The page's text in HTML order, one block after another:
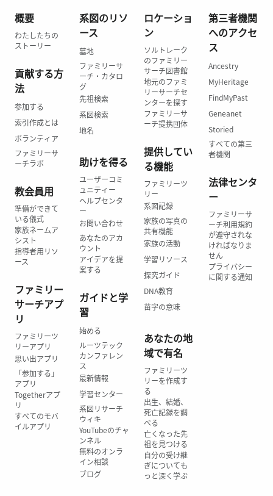
概要
わたしたちの
ストーリー
貢献する方
法
参加する
索引作成とは
ボランティア
ファミリーサ
ーチラボ
教会員用
準備ができて
いる儀式
家族ネームア
シスト
指導者用リソ
ース
ファミリー
サーチアプ
リ
ファミリーツ
リーアプリ
思い出アプリ
「参加する」
アプリ
Togetherアプ
リ
すべてのモバ
イルアプリ
系図のリソ
ース
墓地
ファミリーサ
ーチ・カタロ
グ
先祖検索
系図検索
地名
助けを得る
ユーザーコミ
ュニティー
ヘルプセンタ
ー
お問い合わせ
あなたのアカ
ウント
アイデアを提
案する
ガイドと学
習
始める
ルーツテック
カンファレン
ス
最新情報
学習センター
系図リサーチ
ウィキ
YouTubeのチャ
ンネル
無料のオンラ
イン相談
ブログ
ロケーショ
ン
ソルトレーク
のファミリー
サーチ図書館
地元のファミ
リーサーチセ
ンターを探す
ファミリーサ
ーチ提携団体
提供してい
る機能
ファミリーツ
リー
系図記録
家族の写真の
共有機能
家族の活動
学習リソース
探究ガイド
DNA教育
苗字の意味
あなたの地
域で有名
ファミリーツ
リーを作成す
る
出生、結婚、
死亡記録を調
べる
亡くなった先
祖を見つける
自分の受け継
ぎについても
っと深く学ぶ
第三者機関
へのアクセ
ス
Ancestry
MyHeritage
FindMyPast
Geneanet
Storied
すべての第三
者機関
法律センタ
ー
ファミリーサ
ーチ利用規約
が遵守されな
ければなりま
せん
プライバシー
に関する通知